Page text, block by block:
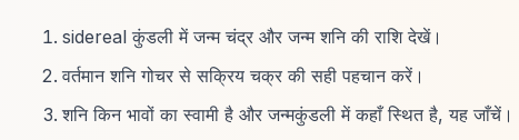
sidereal कुंडली में जन्म चंद्र और जन्म शनि की राशि देखें।
वर्तमान शनि गोचर से सक्रिय चक्र की सही पहचान करें।
शनि किन भावों का स्वामी है और जन्मकुंडली में कहाँ स्थित है, यह जाँचें।